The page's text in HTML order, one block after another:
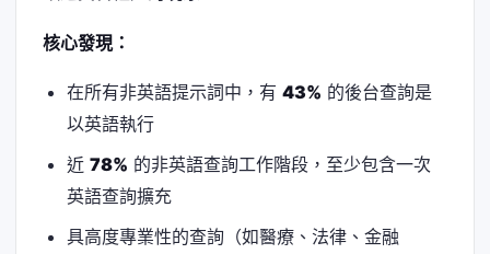
核心發現：
在所有非英語提示詞中，有 43% 的後台查詢是
以英語執行
近 78% 的非英語查詢工作階段，至少包含一次
英語查詢擴充
具高度專業性的查詢（如醫療、法律、金融